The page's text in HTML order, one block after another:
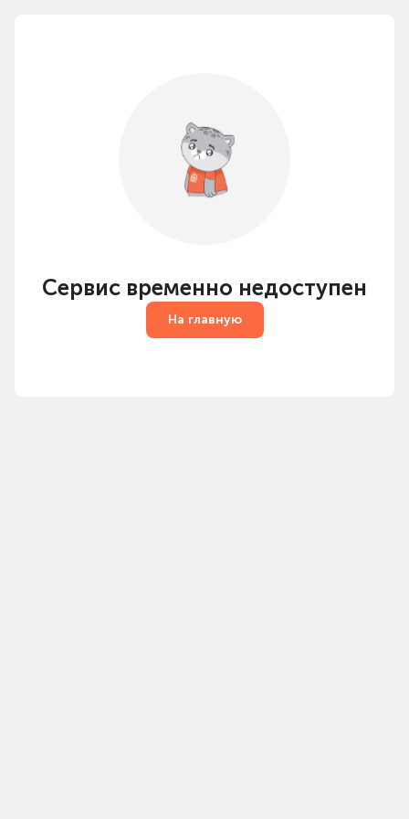
Сервис временно недоступен
На главную